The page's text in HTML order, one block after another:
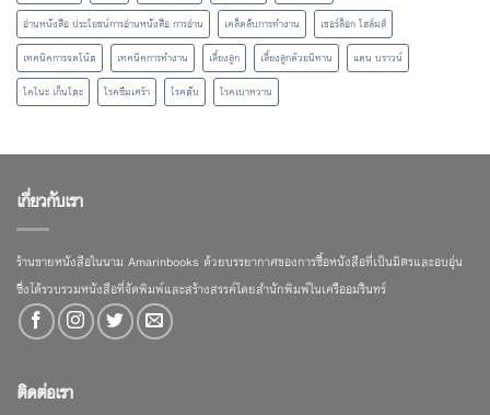
อ่านหนังสือ ประโยชน์การอ่านหนังสือ การอ่าน
เคล็ดลับการทำงาน
เชอร์ล็อก โฮล์มส์
เทคนิคการจดโน้ต
เทคนิคการทำงาน เลี้ยงลูก เลี้ยงลูกด้วยนิทาน
แดน บราวน์
โคโนะ เก็นโตะ
โรคซึมเศร้า โรคตับ โรคเบาหวาน
เกี่ยวกับเรา
ร้านขายหนังสือในนาม Amarinbooks ด้วยบรรยากาศของการซื้อหนังสือที่เป็นมิตรและอบอุ่น
ซึ่งได้รวบรวมหนังสือที่จัดพิมพ์และสร้างสรรค์โดยสำนักพิมพ์ในเครืออมรินทร์
ติดต่อเรา